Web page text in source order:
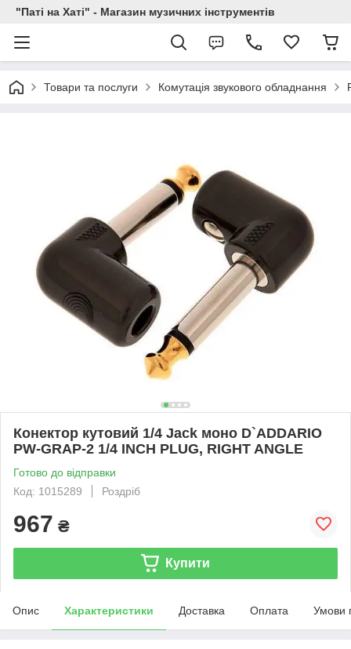
"Паті на Хаті" - Магазин музичних інструментів
Товари та послуги Комутація звукового обладнання
Конектор кутовий 1/4 Jack моно D`ADDARIO
PW-GRAP-2 1/4 INCH PLUG, RIGHT ANGLE
Готово до відправки
Код: 1015289
Роздріб
967 ₴
Купити
Опис Характеристики Доставка Оплата Умови